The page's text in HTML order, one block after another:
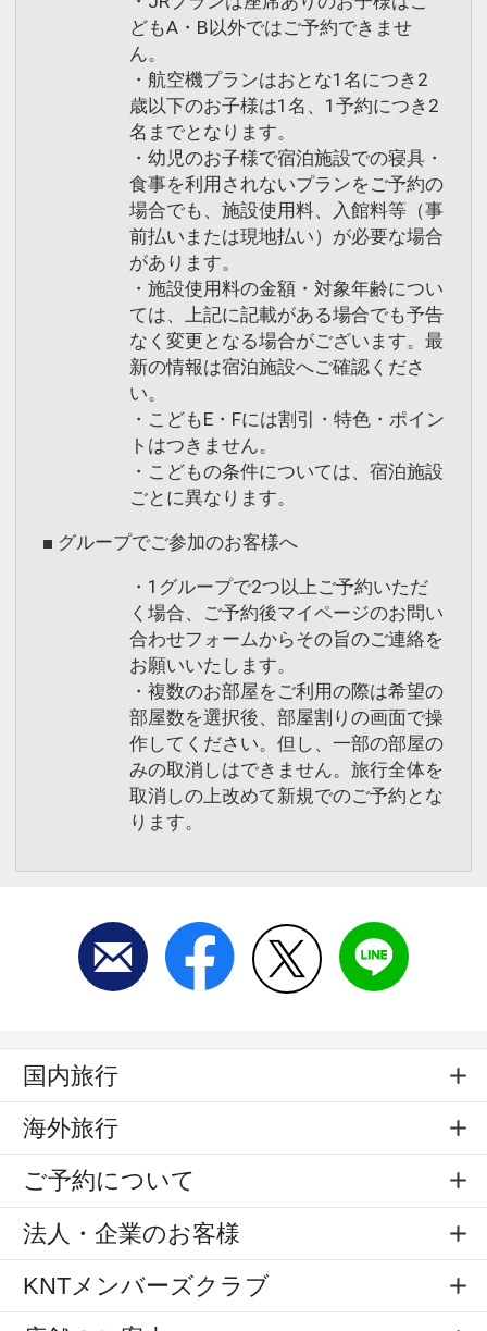
どもA・B以外ではご予約できませ
ん。
・航空機プランはおとな1名につき2
歳以下のお子様は1名、1予約につき2
名までとなります。
・幼児のお子様で宿泊施設での寝具・
食事を利用されないプランをご予約の
場合でも、施設使用料、入館料等（事
前払いまたは現地払い）が必要な場合
があります。
・施設使用料の金額・対象年齢につい
ては、上記に記載がある場合でも予告
なく変更となる場合がございます。最
新の情報は宿泊施設へご確認くださ
い。
・こどもE・Fには割引・特色・ポイン
トはつきません。
・こどもの条件については、宿泊施設
ごとに異なります。
■ グループでご参加のお客様へ
・1グループで2つ以上ご予約いただ
く場合、ご予約後マイページのお問い
合わせフォームからその旨のご連絡を
お願いいたします。
・複数のお部屋をご利用の際は希望の
部屋数を選択後、部屋割りの画面で操
作してください。但し、一部の部屋の
みの取消しはできません。旅行全体を
取消しの上改めて新規でのご予約とな
ります。
国内旅行
海外旅行
ご予約について
法人・企業のお客様
KNTメンバーズクラブ